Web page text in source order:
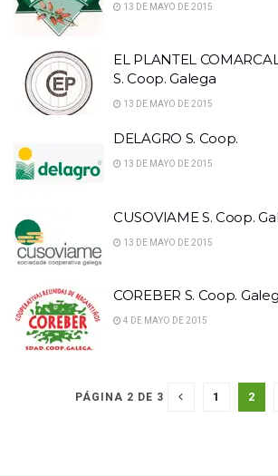
13 DE MAYO DE 2015
EL PLANTEL
S. Coop. Galega
13 DE MAYO DE 2015
DELAGRO S. Coop.
13 DE MAYO DE 2015
CUSOVIAME S. Coop.
13 DE MAYO DE 2015
COREBER S. Coop.
4 DE MAYO DE 2015
PÁGINA 2 DE 3 1 2